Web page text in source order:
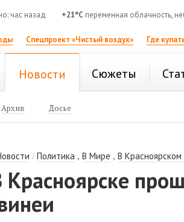
час назад +21°C переменная облачность,
Спецпроект «Чистый воздух» Где
Новости Сюжеты
Архив Досье
/Политика ,В Мире ,В Красноярском
Красноярске